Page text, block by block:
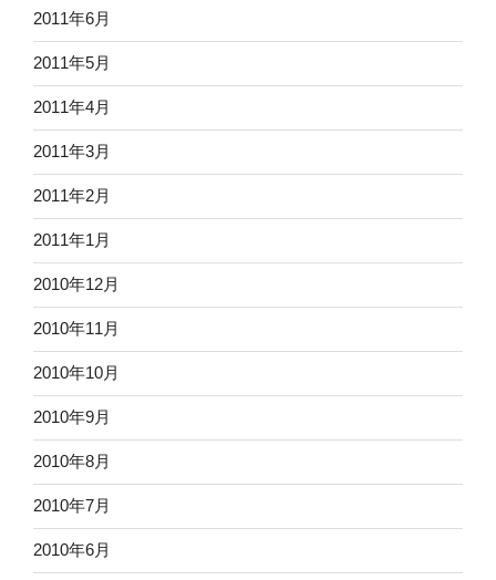
2011年6月
2011年5月
2011年4月
2011年3月
2011年2月
2011年1月
2010年12月
2010年11月
2010年10月
2010年9月
2010年8月
2010年7月
2010年6月